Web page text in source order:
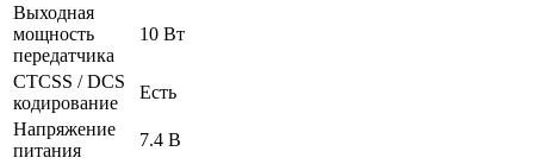
Выходная
мощность
передатчика
10 Вт
CTCSS / DCS
кодирование
Есть
Напряжение
питания
7.4 В